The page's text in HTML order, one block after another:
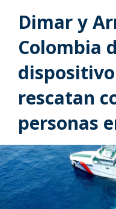
navegación
Dimar y
Colombia
rescatan
personas